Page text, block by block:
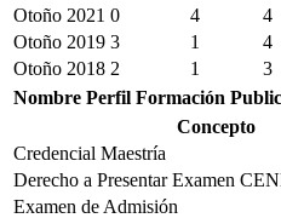
Otoño 2021 0 4
4
Otoño 2019 3 1
4
Otoño 2018 2 1
3
Nombre Perfil Formación
Concepto
Credencial Maestría
Derecho a Presentar Examen
Examen de Admisión